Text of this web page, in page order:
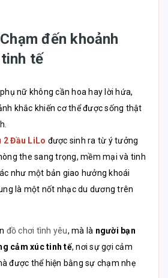
đến khoảnh
tế
nữ không cần hoa hay lời hứa,
khắc khiến cơ thể được sống thật
2 Đầu LiLo được sinh ra từ ý tưởng
the sang trọng, mềm mại và tinh
như một bản giao hưởng khoái
là một nốt nhạc du dương trên
đồ chơi tình yêu, mà là người bạn
cảm xúc tinh tế, nơi sự gợi cảm
được thể hiện bằng sự chạm nhẹ